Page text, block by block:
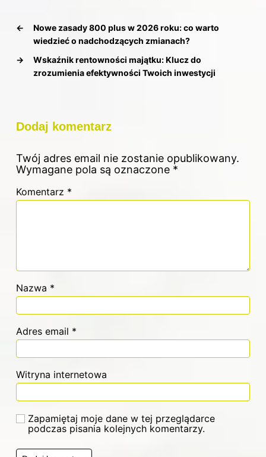
←
Nowe zasady 800 plus w 2026 roku: co warto
wiedzieć o nadchodzących zmianach?
→
Wskaźnik rentowności majątku: Klucz do
zrozumienia efektywności Twoich inwestycji
Dodaj komentarz
Twój adres email nie zostanie opublikowany.
Wymagane pola są oznaczone *
Komentarz *
Nazwa *
Adres email *
Witryna internetowa
Zapamiętaj moje dane w tej przeglądarce
podczas pisania kolejnych komentarzy.